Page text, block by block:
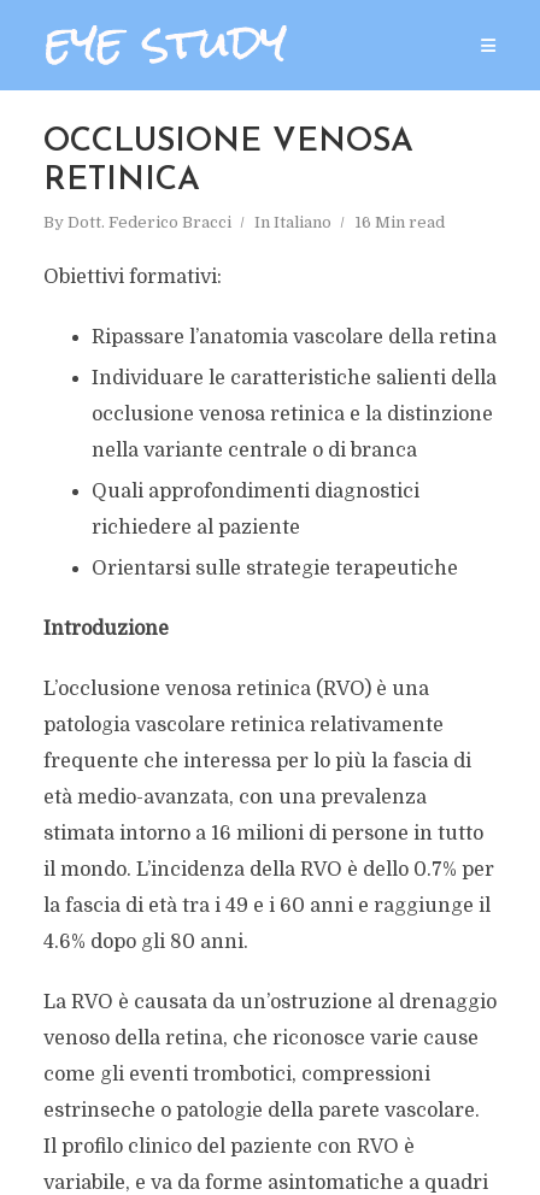
OCCLUSIONE VENOSA
RETINICA
By Dott. Federico Bracci In Italiano 16 Min read
Obiettivi formativi:
Ripassare l’anatomia vascolare della retina
Individuare le caratteristiche salienti della
occlusione venosa retinica e la distinzione
nella variante centrale o di branca
Quali approfondimenti diagnostici
richiedere al paziente
Orientarsi sulle strategie terapeutiche
Introduzione
L’occlusione venosa retinica (RVO) è una
patologia vascolare retinica relativamente
frequente che interessa per lo più la fascia di
età medio-avanzata, con una prevalenza
stimata intorno a 16 milioni di persone in tutto
il mondo. L’incidenza della RVO è dello 0.7% per
la fascia di età tra i 49 e i 60 anni e raggiunge il
4.6% dopo gli 80 anni.
La RVO è causata da un’ostruzione al drenaggio
venoso della retina, che riconosce varie cause
come gli eventi trombotici, compressioni
estrinseche o patologie della parete vascolare.
Il profilo clinico del paziente con RVO è
variabile, e va da forme asintomatiche a quadri